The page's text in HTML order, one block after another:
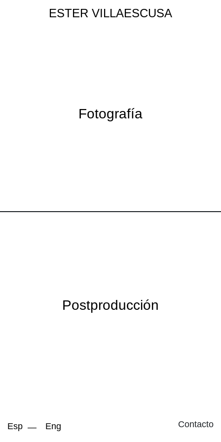
ESTER VILLAESCUSA
Fotografía
Postproducción
Esp Eng Contacto